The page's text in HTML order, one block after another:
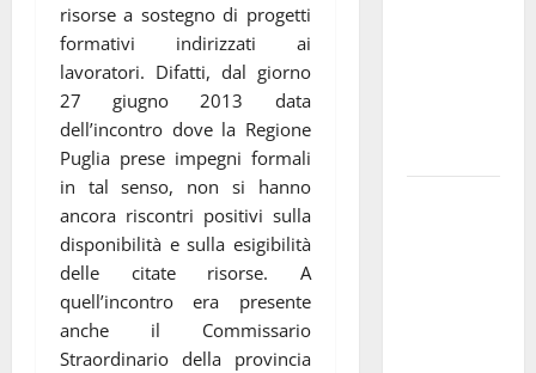
risorse a sostegno di progetti
formativi indirizzati ai
lavoratori. Difatti, dal giorno
27 giugno 2013 data
dell’incontro dove la Regione
Puglia prese impegni formali
in tal senso, non si hanno
ancora riscontri positivi sulla
disponibilità e sulla esigibilità
delle citate risorse. A
quell’incontro era presente
anche il Commissario
Straordinario della provincia